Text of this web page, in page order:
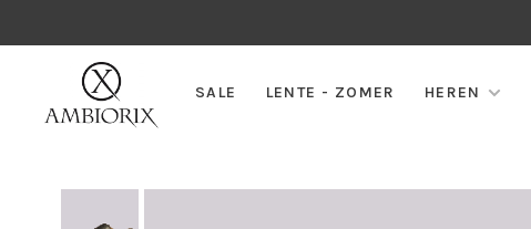
SALE LENTE - ZOMER HEREN